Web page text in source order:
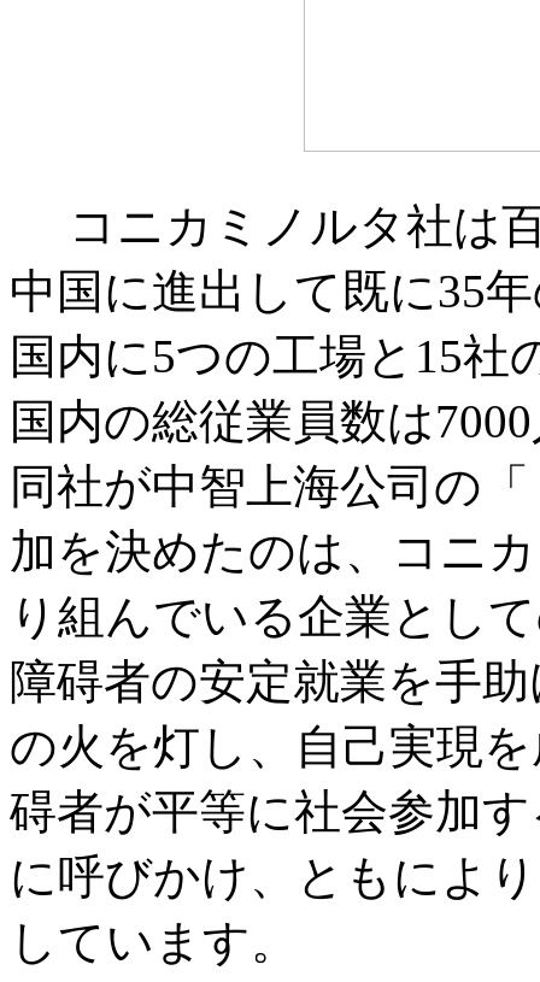
コニカミノルタ社は
中国に進出して既に35
国内に5つの工場と15社
国内の総従業員数は
同社が中智上海公司の
加を決めたのは、コニ
り組んでいる企業とし
障碍者の安定就業を手
の火を灯し、自己実現
碍者が平等に社会参加
に呼びかけ、ともによ
しています。